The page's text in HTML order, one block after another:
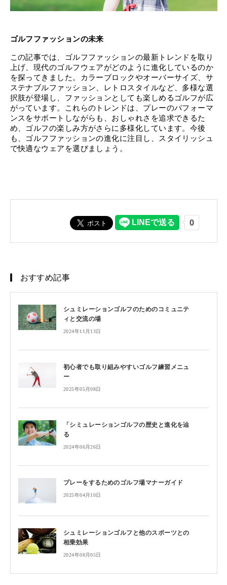
ゴルフファッションの未来
この記事では、ゴルフファッションの最新トレンドを取り
上げ、現代のゴルフウェアがどのように進化しているのか
を探ってきました。カラーブロックやオーバーサイズ、サ
ステナブルファッション、レトロスタイルなど、多様な選
択肢が登場し、ファッションとしても楽しめるゴルフが広
がっています。これらのトレンドは、プレーのパフォーマ
ンスをサポートしながらも、おしゃれさを追求できるた
め、ゴルフの楽しみ方がさらに多様化しています。今後
も、ゴルフファッションの進化に注目し、スタイリッシュ
で快適なウェアを選びましょう。
おすすめ記事
シュミレーションゴルフのためのコミュニテ
ィと交流の場
2024年11月13日
初心者でも取り組みやすいゴルフ練習メニュ
ー
2025年05月08日
「シミュレーションゴルフの歴史と進化を辿
る
2024年06月26日
プレーをするためのゴルフ場マナーガイド
2025年04月10日
シュミレーションゴルフと他のスポーツとの
相乗効果
2024年08月05日